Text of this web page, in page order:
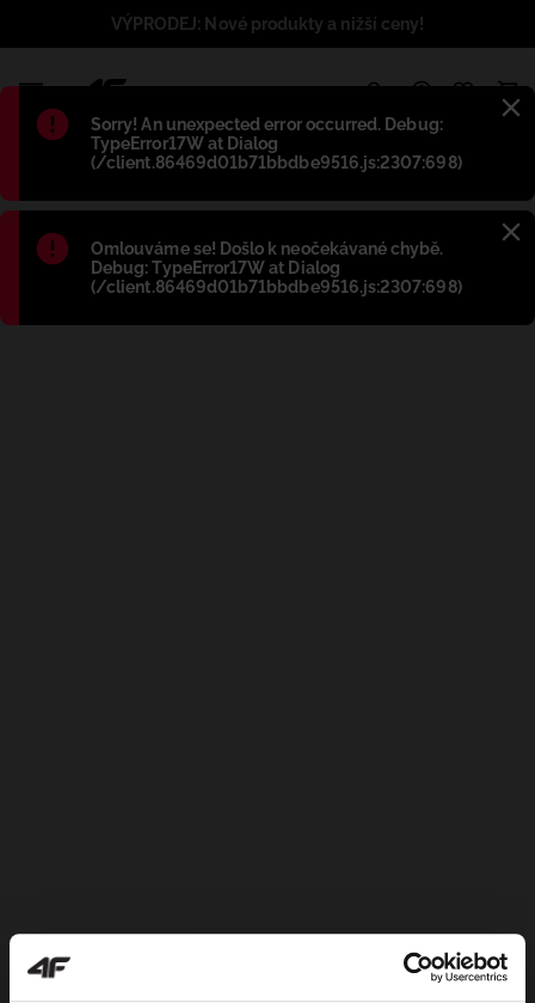
Błąd:
Sorry! An unexpected error occurred. Debug:
TypeError17W at Dialog
(/client.86469d01b71bbdbe9516.js:2307:698)
Błąd:
Omlouváme se! Došlo k neočekávané chybě.
Debug: TypeError17W at Dialog
(/client.86469d01b71bbdbe9516.js:2307:698)
VÝPRODEJ: Nové produkty a nižší ceny!